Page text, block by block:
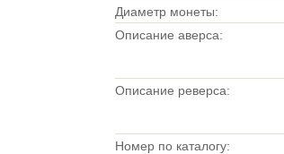
Диаметр монеты:
Описание аверса:
Описание реверса:
Номер по каталогу: